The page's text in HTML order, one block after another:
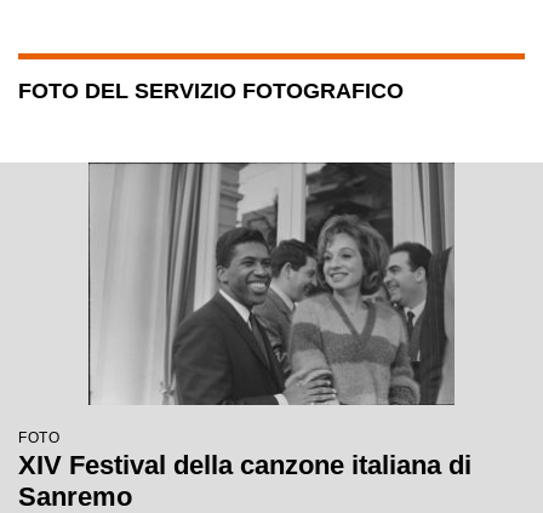
FOTO DEL SERVIZIO FOTOGRAFICO
FOTO
XIV Festival della canzone italiana di
Sanremo